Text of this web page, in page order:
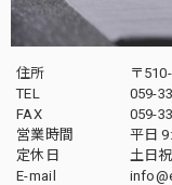
住所
〒
TEL
059-
FAX
059-
営業時間
平日
定休日
土日
E-mail